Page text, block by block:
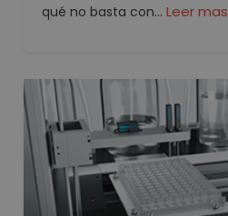
qué no basta con...Leer mas